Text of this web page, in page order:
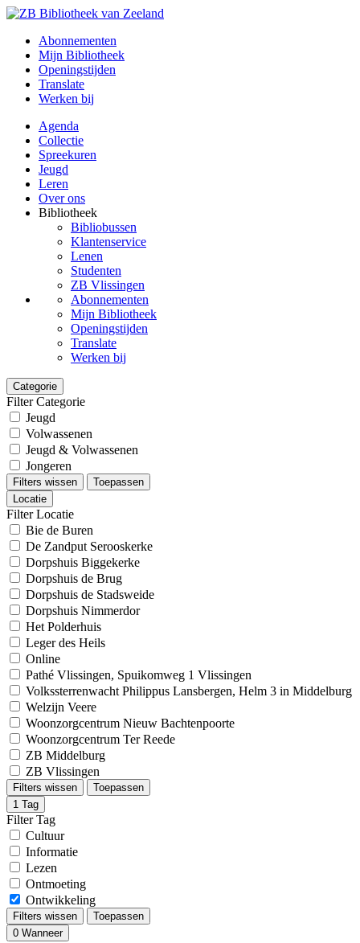
Abonnementen
Mijn Bibliotheek
Openingstijden
Translate
Werken bij
Agenda
Collectie
Spreekuren
Jeugd
Leren
Over ons
Bibliotheek
Bibliobussen
Klantenservice
Lenen
Studenten
ZB Vlissingen
Abonnementen
Mijn Bibliotheek
Openingstijden
Translate
Werken bij
Categorie
Filter Categorie
Jeugd
Volwassenen
Jeugd & Volwassenen
Jongeren
Filters wissen
Toepassen
Locatie
Filter Locatie
Bie de Buren
De Zandput Serooskerke
Dorpshuis Biggekerke
Dorpshuis de Brug
Dorpshuis de Stadsweide
Dorpshuis Nimmerdor
Het Polderhuis
Leger des Heils
Online
Pathé Vlissingen, Spuikomweg 1 Vlissingen
Volkssterrenwacht Philippus Lansbergen, Helm 3 in Middelburg
Welzijn Veere
Woonzorgcentrum Nieuw Bachtenpoorte
Woonzorgcentrum Ter Reede
ZB Middelburg
ZB Vlissingen
Filters wissen
Toepassen
1 Tag
Filter Tag
Cultuur
Informatie
Lezen
Ontmoeting
Ontwikkeling
Filters wissen
Toepassen
0 Wanneer